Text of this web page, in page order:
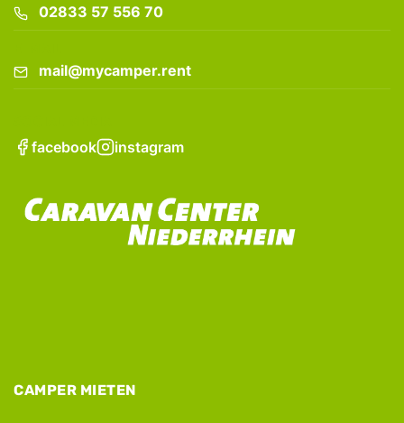
02833 57 556 70
mail@mycamper.rent
facebook instagram
CAMPER MIETEN